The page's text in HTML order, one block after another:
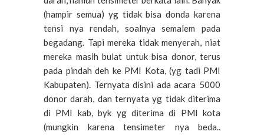
(hampir semua) yg tidak bisa donda karena
tensi nya rendah, soalnya semalem pada
begadang. Tapi mereka tidak menyerah, niat
mereka masih bulat untuk bisa donor, terus
pada pindah deh ke PMI Kota, (yg tadi PMI
Kabupaten). Ternyata disini ada acara 5000
donor darah, dan ternyata yg tidak diterima
di PMI kab, byk yg diterima di PMI kota
(mungkin karena tensimeter nya beda..